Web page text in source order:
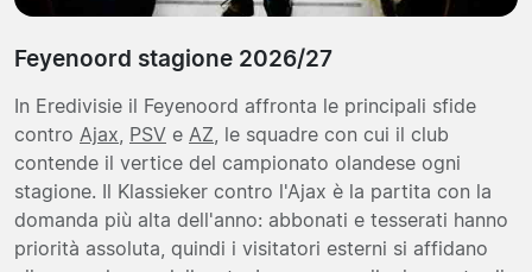
Feyenoord stagione 2026/27
In Eredivisie il Feyenoord affronta le principali sfide
contro Ajax PSV e AZ , le squadre con cui il club
contende il vertice del campionato olandese ogni
stagione. Il Klassieker contro l'Ajax è la partita con la
domanda più alta dell'anno: abbonati e tesserati hanno
priorità assoluta, quindi i visitatori esterni si affidano